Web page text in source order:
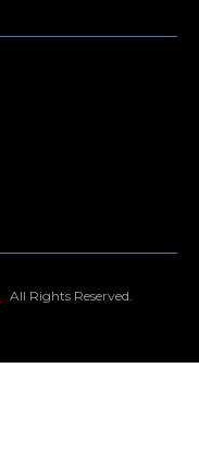
All Rights Reserved.